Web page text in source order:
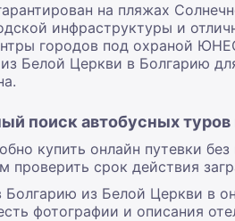
на пляжах
инфраструктуры и
городов под охраной
Белой Церкви в Болгарию
поиск автобусных
купить онлайн путевки
проверить срок действия
из Белой Церкви в
фотографии и описания